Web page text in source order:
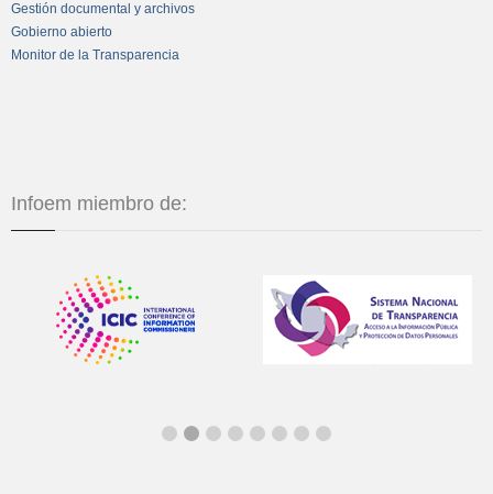
Gestión documental y archivos
Gobierno abierto
Monitor de la Transparencia
Infoem miembro de: